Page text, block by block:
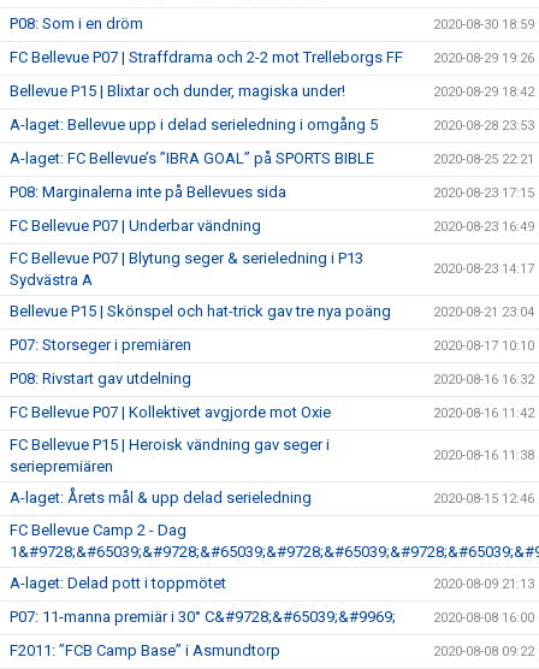
P08: Som i en dröm 2020-08-30 18:59
FC Bellevue P07 | Straffdrama och 2-2 mot Trelleborgs FF 2020-08-29 19:26
Bellevue P15 | Blixtar och dunder, magiska under! 2020-08-29 18:42
A-laget: Bellevue upp i delad serieledning i omgång 5 2020-08-28 23:53
A-laget: FC Bellevue’s ”IBRA GOAL” på SPORTS BIBLE 2020-08-25 22:21
P08: Marginalerna inte på Bellevues sida 2020-08-23 17:15
FC Bellevue P07 | Underbar vändning 2020-08-23 16:49
FC Bellevue P07 | Blytung seger & serieledning i P13
Sydvästra A
2020-08-23 14:17
Bellevue P15 | Skönspel och hat-trick gav tre nya poäng 2020-08-21 23:04
P07: Storseger i premiären 2020-08-17 10:10
P08: Rivstart gav utdelning 2020-08-16 16:32
FC Bellevue P07 | Kollektivet avgjorde mot Oxie 2020-08-16 11:42
FC Bellevue P15 | Heroisk vändning gav seger i
seriepremiären
2020-08-16 11:38
A-laget: Årets mål & upp delad serieledning 2020-08-15 12:46
FC Bellevue Camp 2 - Dag
A-laget: Delad pott i toppmötet
2020-08-09 21:13
P07: 11-manna premiär i 30° C&#9728;&#65039;&#9969; 2020-08-08 16:00
F2011: ”FCB Camp Base” i Asmundtorp 2020-08-08 09:22